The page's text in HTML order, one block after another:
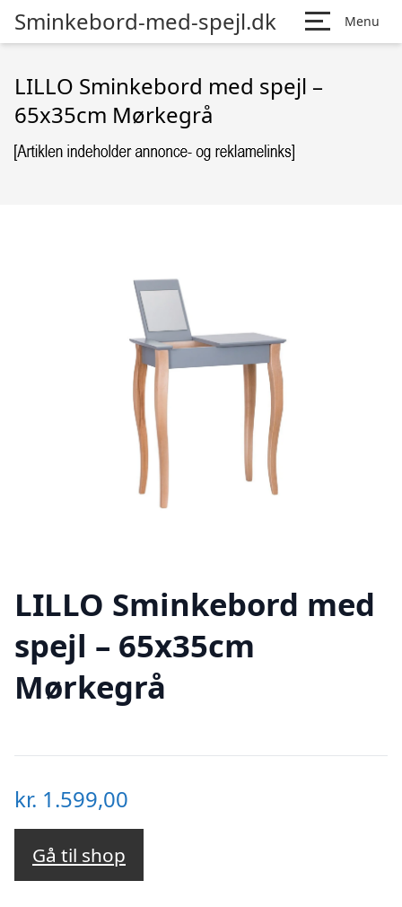
Sminkebord-med-spejl.dk Menu
LILLO Sminkebord med spejl –
65x35cm Mørkegrå
LILLO Sminkebord med
spejl – 65x35cm
Mørkegrå
kr. 1.599,00
Gå til shop